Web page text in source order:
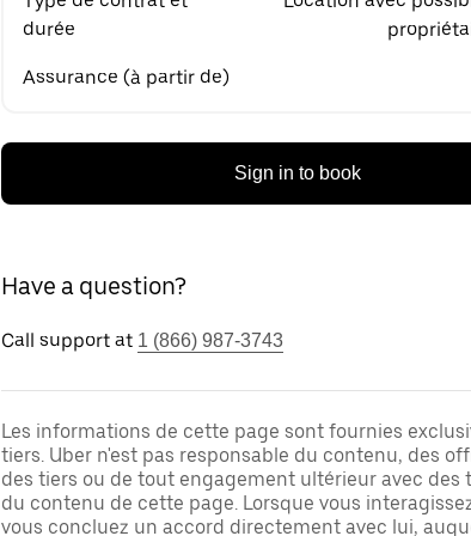
durée
Assurance (à partir de)
Sign in to book
Have a question?
Call support at 1 (866) 987-3743
Les informations de cette page sont fournies
tiers. Uber n'est pas responsable du contenu, des
des tiers ou de tout engagement ultérieur avec des
du contenu de cette page. Lorsque vous
vous concluez un accord directement avec lui,